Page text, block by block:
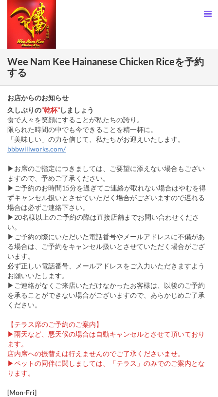
Wee Nam Kee Hainanese Chicken Riceを予約
する
お店からのお知らせ
久しぶりの”乾杯”しましょう
食で人々を笑顔にすることが私たちの誇り。
限られた時間の中でも今できることを精一杯に。
「美味しい」の力を信じて、私たちがお迎えいたします。
bbbwillworks.com/
▶お席のご指定につきましては、ご要望に添えない場合もござい
ますので、予めご了承ください。
▶ご予約のお時間15分を過ぎてご連絡が取れない場合はやむを得
ずキャンセル扱いとさせていただく場合がございますので遅れる
場合は必ずご連絡下さい。
▶20名様以上のご予約の際は直接店舗までお問い合わせくださ
い。
▶ご予約の際にいただいた電話番号やメールアドレスに不備があ
る場合は、ご予約をキャンセル扱いとさせていただく場合がござ
います。
必ず正しい電話番号、メールアドレスをご入力いただきますよう
お願いいたします。
▶ご連絡がなくご来店いただけなかったお客様は、以後のご予約
を承ることができない場合がございますので、あらかじめご了承
ください。
【テラス席のご予約のご案内】
▶雨天など、悪天候の場合は自動キャンセルとさせて頂いており
ます。
店内席への振替えは行えませんのでご了承くださいませ。
▶ペットの同伴に関しましては、「テラス」のみでのご案内とな
ります。
[Mon-Fri]